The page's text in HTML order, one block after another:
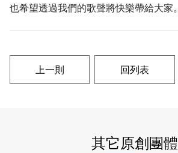
也希望透過我們的歌聲將快樂帶給大家。
上一則 回列表
其它原創團體